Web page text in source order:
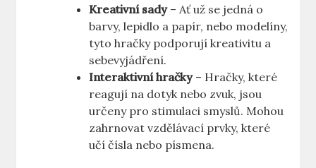
Kreativní sady– Ať už se jedná o
barvy, lepidlo a papír, nebo modelíny,
tyto hračky podporují kreativitu a
sebevyjádření.
Interaktivní hračky– Hračky, které
reagují na dotyk nebo zvuk, jsou
určeny pro stimulaci smyslů. Mohou
zahrnovat vzdělávací prvky, které
učí čísla nebo písmena.